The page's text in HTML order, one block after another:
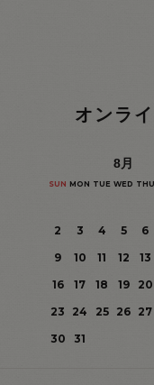
オンラ
8月
SUN MON TUE WED THU
2
3 4 5 6
9
10 11 12 13
16
17 18 19 20
23
24 25 26 27
30
31